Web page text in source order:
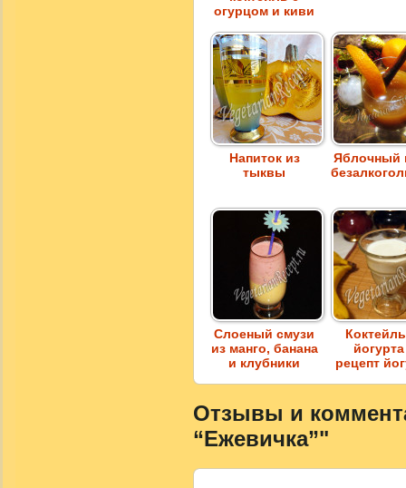
огурцом и киви
Напиток из
тыквы
Яблочный
Слоеный смузи
из манго, банана
и клубники
рецепт
Отзывы и
“Ежевичка”"